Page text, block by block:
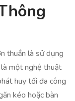
thuần là sử dụng
một nghệ thuật
huy tối đa công
kéo hoặc bàn